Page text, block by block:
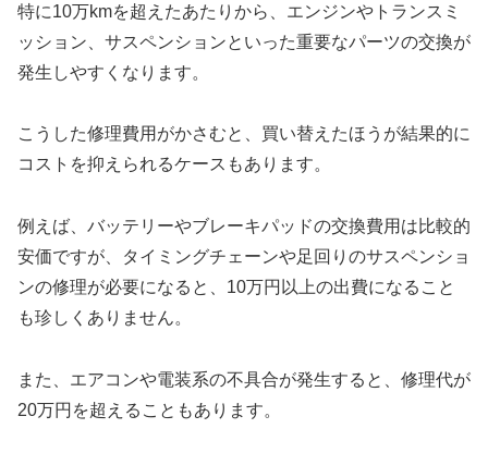
特に10万kmを超えたあたりから、エンジンやトランスミ
ッション、サスペンションといった重要なパーツの交換が
発生しやすくなります。
こうした修理費用がかさむと、買い替えたほうが結果的に
コストを抑えられるケースもあります。
例えば、バッテリーやブレーキパッドの交換費用は比較的
安価ですが、タイミングチェーンや足回りのサスペンショ
ンの修理が必要になると、10万円以上の出費になること
も珍しくありません。
また、エアコンや電装系の不具合が発生すると、修理代が
20万円を超えることもあります。